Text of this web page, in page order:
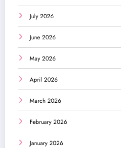
July 2026
June 2026
May 2026
April 2026
March 2026
February 2026
January 2026